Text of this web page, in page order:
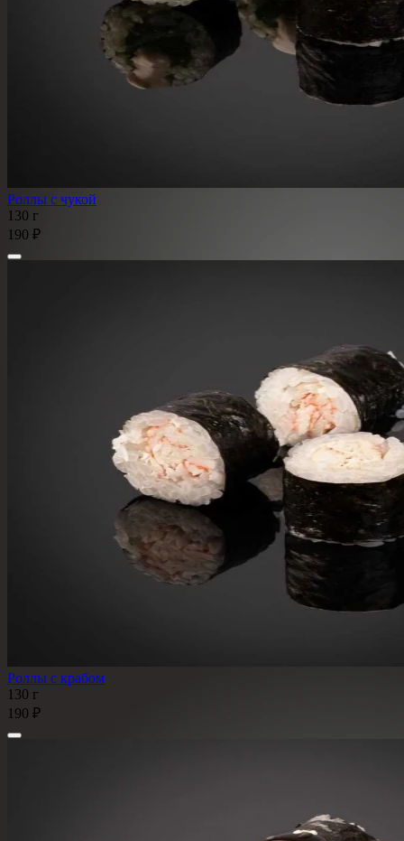
Роллы с чукой
130 г
190 ₽
Роллы с крабом
130 г
190 ₽